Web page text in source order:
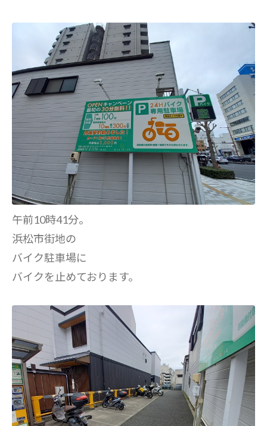
午前10時41分。
浜松市街地の
バイク駐車場に
バイクを止めております。